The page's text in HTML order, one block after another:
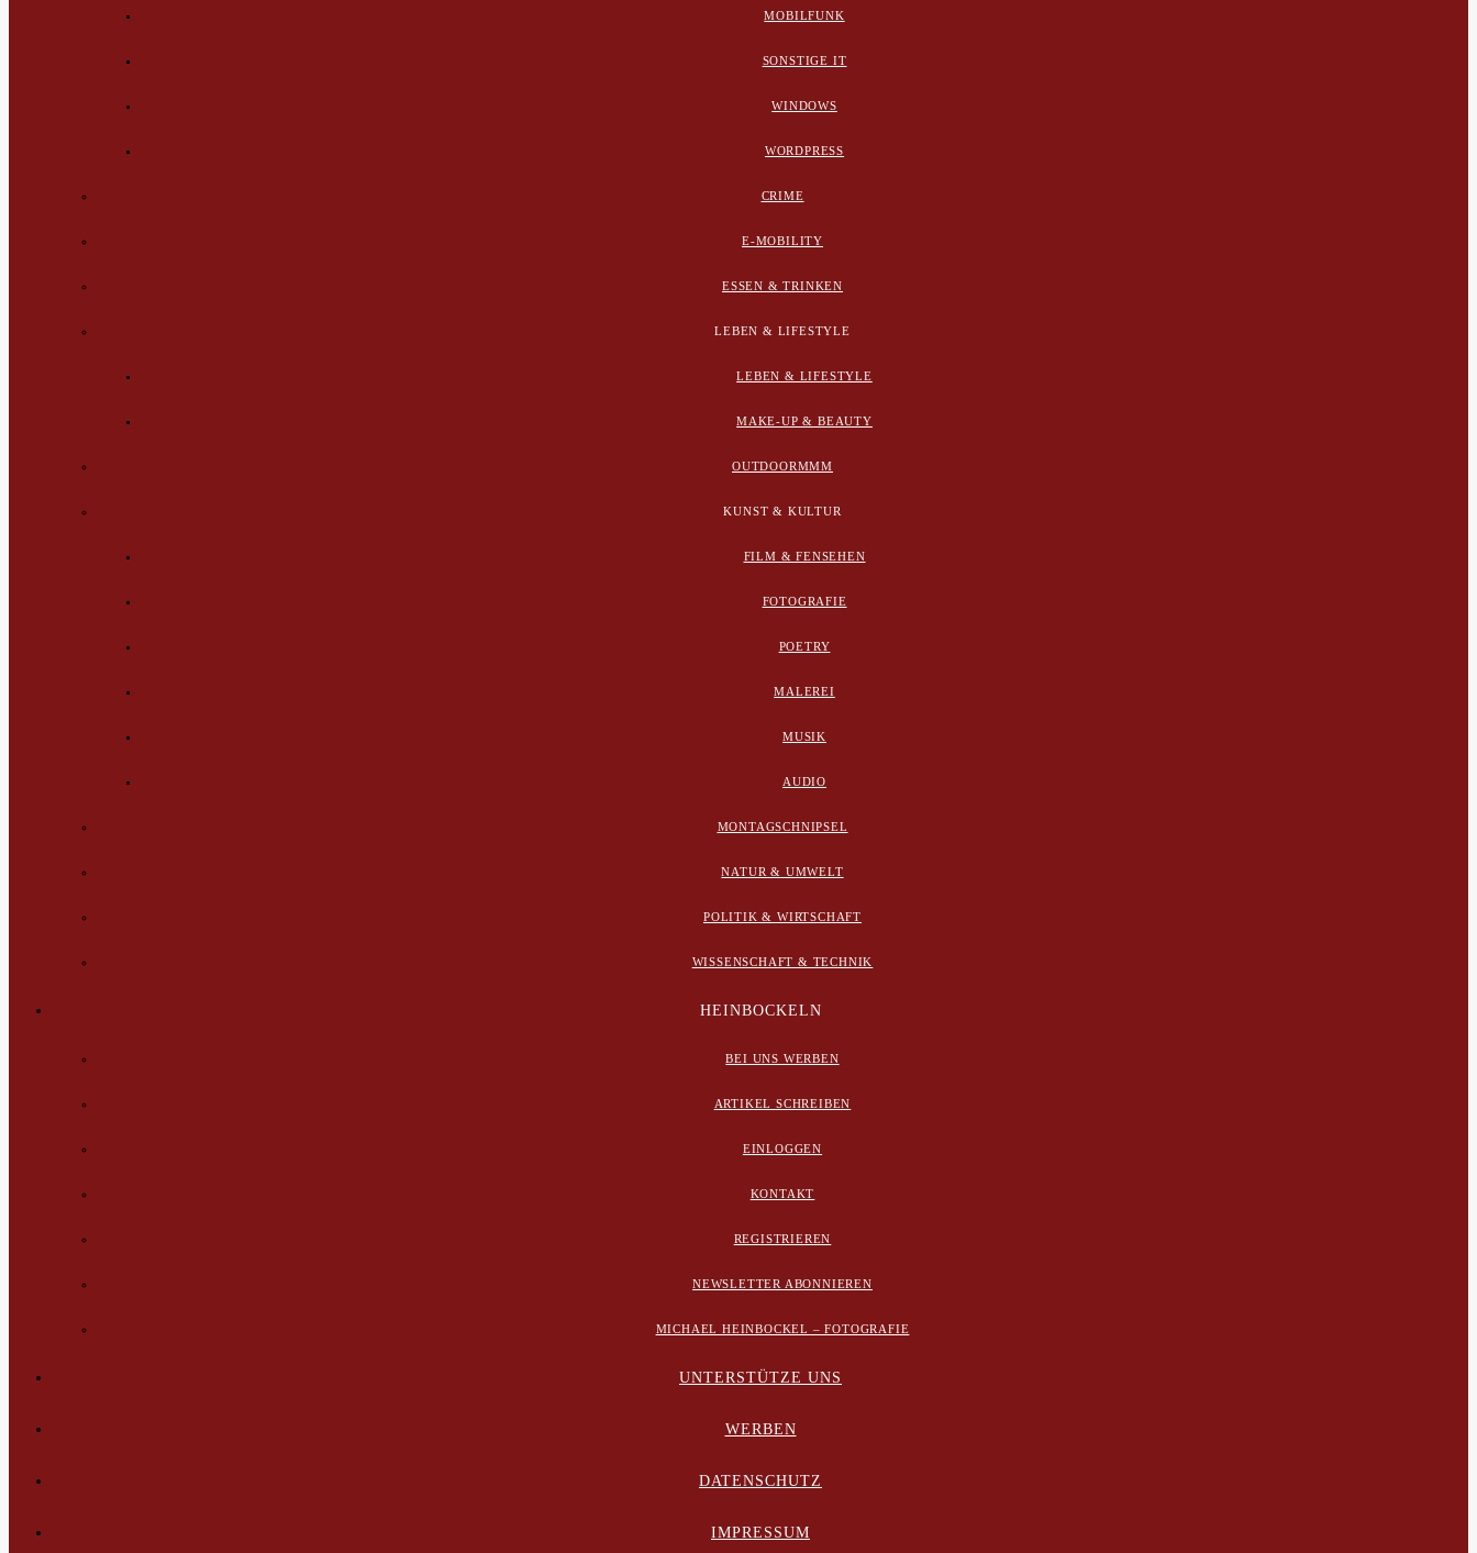
MOBILFUNK
SONSTIGE IT
WINDOWS
WORDPRESS
CRIME
E-MOBILITY
ESSEN & TRINKEN
LEBEN & LIFESTYLE
LEBEN & LIFESTYLE
MAKE-UP & BEAUTY
OUTDOORMMM
KUNST & KULTUR
FILM & FENSEHEN
FOTOGRAFIE
POETRY
MALEREI
MUSIK
AUDIO
MONTAGSCHNIPSEL
NATUR & UMWELT
POLITIK & WIRTSCHAFT
WISSENSCHAFT & TECHNIK
HEINBOCKELN
BEI UNS WERBEN
ARTIKEL SCHREIBEN
EINLOGGEN
KONTAKT
REGISTRIEREN
NEWSLETTER ABONNIEREN
MICHAEL HEINBOCKEL – FOTOGRAFIE
UNTERSTÜTZE UNS
WERBEN
DATENSCHUTZ
IMPRESSUM